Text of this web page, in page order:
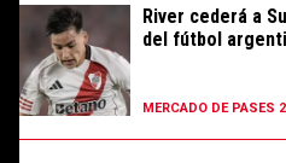
River cederá a
del fútbol
MERCADO DE PASES